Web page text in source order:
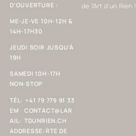
D'OUVERTURE :
ME-JE-VE 10H-12H &
14H-17H30
JEUDI SOIR JUSQU’À
19H
SAMEDI 10H-17H
NON-STOP
TÉL: +41 79 779 91 33
EM
AIL:
CONTACT@LAR
TDUNRIEN.CH
ADDRESSE: RTE DE
de l'Art d'un Rien !